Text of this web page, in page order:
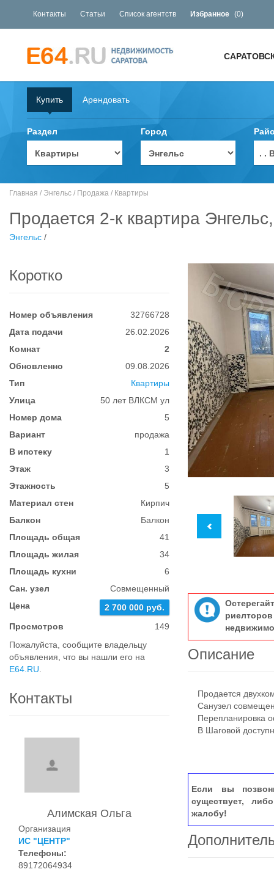
Контакты Статьи Список агентств Избранное (0)
Купить Арендовать
Раздел Город
. .
Главная / Энгельс / Продажа / Квартиры
Продается 2-к квартира
Энгельс /
Коротко
Номер объявления
32766728
Дата подачи
26.02.2026
Комнат
2
Обновленно
09.08.2026
Тип
Квартиры
Улица
50 лет ВЛКСМ ул
Номер дома
5
Вариант
продажа
В ипотеку
1
Этаж
3
Этажность
5
Материал стен
Кирпич
Балкон
Балкон
Площадь общая
41
Площадь жилая
34
Площадь кухни
6
Сан. узел
Совмещенный
Цена
2 700 000 руб.
Просмотров
149
Пожалуйста, сообщите владельцу
объявления, что вы нашли его на
E64.RU
Контакты
Алимская Ольга
Организация
ИС "ЦЕНТР"
Телефоны:
89172064934
Описание
Продается
Санузел совмещен.
Перепланировка
В Шаговой
Если вы
существует,
жалобу!